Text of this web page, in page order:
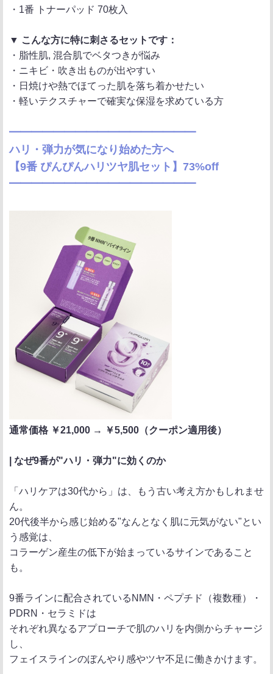
・1番 トナーパッド 70枚入
▼ こんな方に特に刺さるセットです：
・脂性肌, 混合肌でベタつきが悩み
・ニキビ・吹き出ものが出やすい
・日焼けや熱でほてった肌を落ち着かせたい
・軽いテクスチャーで確実な保湿を求めている方
━━━━━━━━━━━━━━━━━
ハリ・弾力が気になり始めた方へ
【9番 ぴんぴんハリツヤ肌セット】73%off
━━━━━━━━━━━━━━━━━
通常価格 ￥21,000 → ￥5,500（クーポン適用後）
| なぜ9番が"ハリ・弾力"に効くのか
「ハリケアは30代から」は、もう古い考え方かもしれませ
ん。
20代後半から感じ始める"なんとなく肌に元気がない"とい
う感覚は、
コラーゲン産生の低下が始まっているサインであること
も。
9番ラインに配合されているNMN・ペプチド（複数種）・
PDRN・セラミドは
それぞれ異なるアプローチで肌のハリを内側からチャージ
し、
フェイスラインのぼんやり感やツヤ不足に働きかけます。